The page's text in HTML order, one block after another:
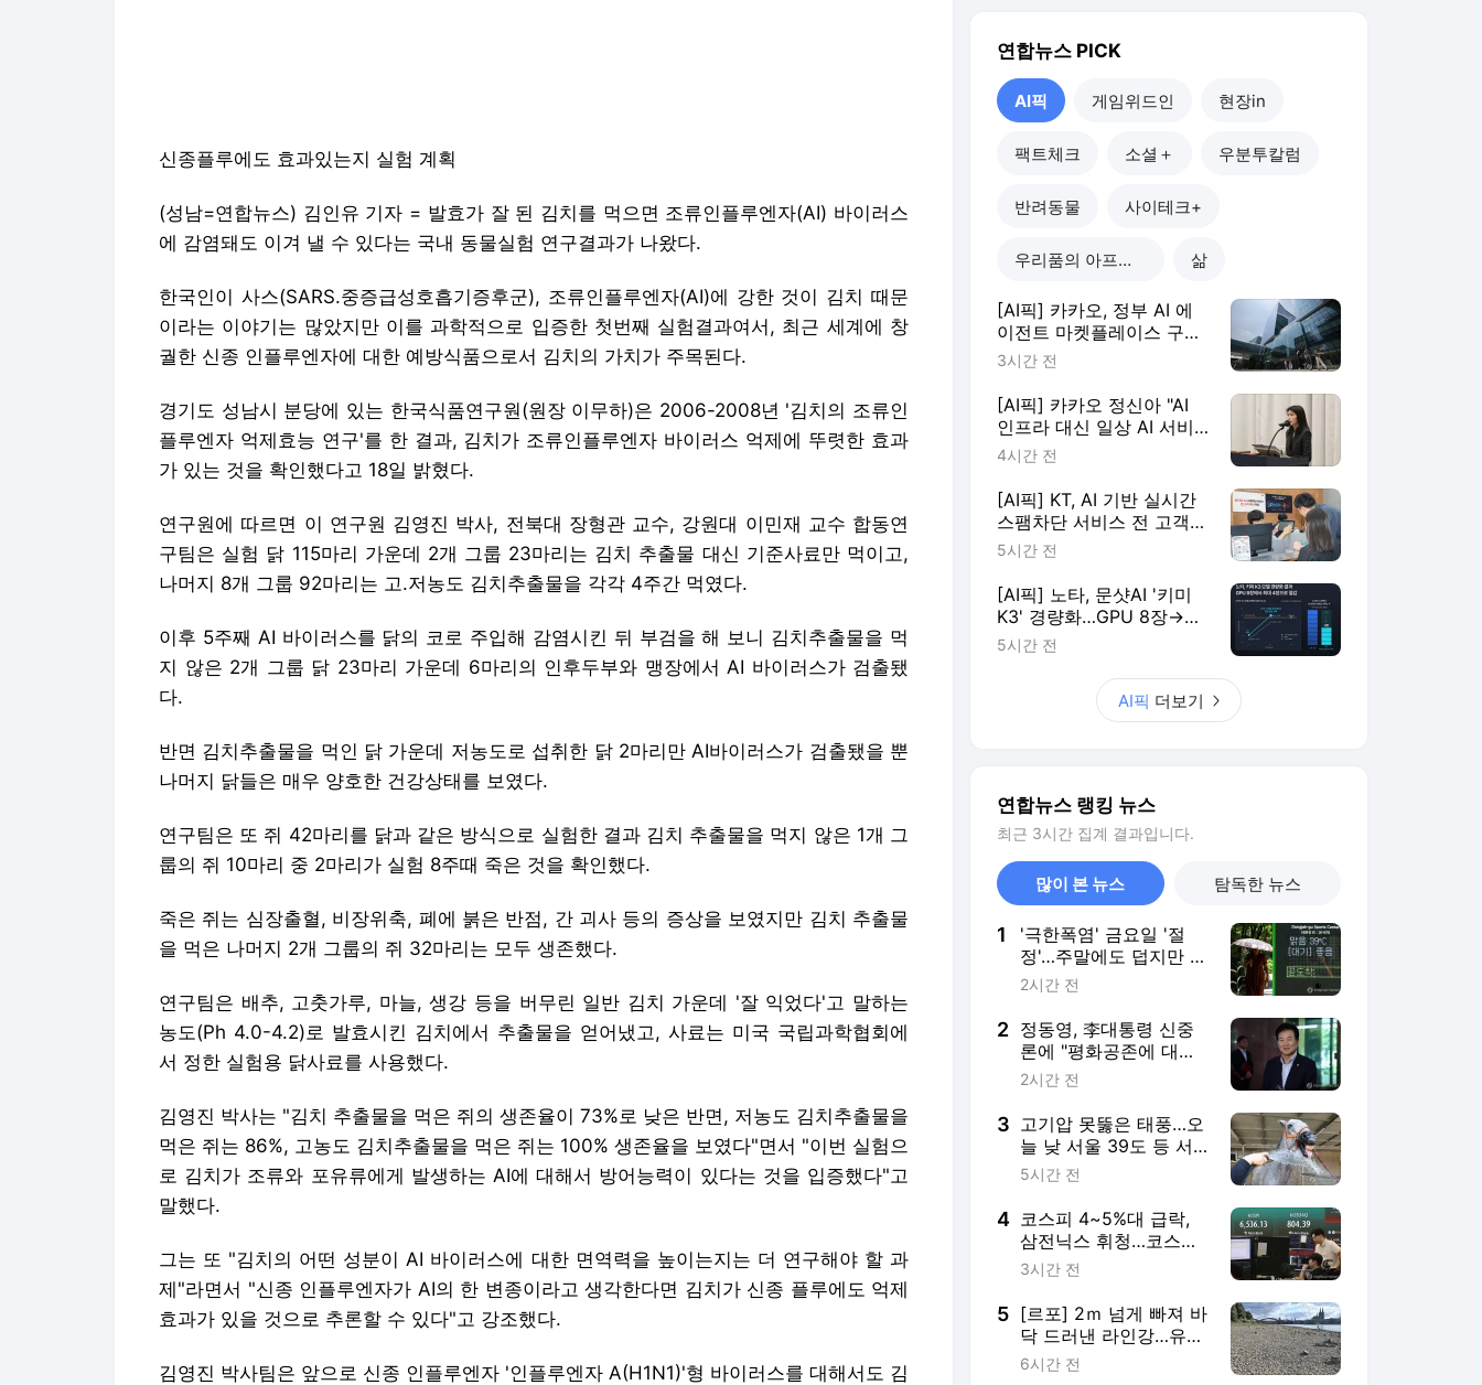
신종플루에도 효과있는지 실험 계획
(성남=연합뉴스) 김인유 기자 = 발효가 잘 된 김치를 먹으면 조류인플루엔자(AI) 바이러스
에 감염돼도 이겨 낼 수 있다는 국내 동물실험 연구결과가 나왔다.
한국인이 사스(SARS.중증급성호흡기증후군), 조류인플루엔자(AI)에 강한 것이 김치 때문
이라는 이야기는 많았지만 이를 과학적으로 입증한 첫번째 실험결과여서, 최근 세계에 창
궐한 신종 인플루엔자에 대한 예방식품으로서 김치의 가치가 주목된다.
경기도 성남시 분당에 있는 한국식품연구원(원장 이무하)은 2006-2008년 '김치의 조류인
플루엔자 억제효능 연구'를 한 결과, 김치가 조류인플루엔자 바이러스 억제에 뚜렷한 효과
가 있는 것을 확인했다고 18일 밝혔다.
연구원에 따르면 이 연구원 김영진 박사, 전북대 장형관 교수, 강원대 이민재 교수 합동연
구팀은 실험 닭 115마리 가운데 2개 그룹 23마리는 김치 추출물 대신 기준사료만 먹이고,
나머지 8개 그룹 92마리는 고.저농도 김치추출물을 각각 4주간 먹였다.
이후 5주째 AI 바이러스를 닭의 코로 주입해 감염시킨 뒤 부검을 해 보니 김치추출물을 먹
지 않은 2개 그룹 닭 23마리 가운데 6마리의 인후두부와 맹장에서 AI 바이러스가 검출됐
다.
반면 김치추출물을 먹인 닭 가운데 저농도로 섭취한 닭 2마리만 AI바이러스가 검출됐을 뿐
나머지 닭들은 매우 양호한 건강상태를 보였다.
연구팀은 또 쥐 42마리를 닭과 같은 방식으로 실험한 결과 김치 추출물을 먹지 않은 1개 그
룹의 쥐 10마리 중 2마리가 실험 8주때 죽은 것을 확인했다.
죽은 쥐는 심장출혈, 비장위축, 폐에 붉은 반점, 간 괴사 등의 증상을 보였지만 김치 추출물
을 먹은 나머지 2개 그룹의 쥐 32마리는 모두 생존했다.
연구팀은 배추, 고춧가루, 마늘, 생강 등을 버무린 일반 김치 가운데 '잘 익었다'고 말하는
농도(Ph 4.0-4.2)로 발효시킨 김치에서 추출물을 얻어냈고, 사료는 미국 국립과학협회에
서 정한 실험용 닭사료를 사용했다.
김영진 박사는 "김치 추출물을 먹은 쥐의 생존율이 73%로 낮은 반면, 저농도 김치추출물을
먹은 쥐는 86%, 고농도 김치추출물을 먹은 쥐는 100% 생존율을 보였다"면서 "이번 실험으
로 김치가 조류와 포유류에게 발생하는 AI에 대해서 방어능력이 있다는 것을 입증했다"고
말했다.
그는 또 "김치의 어떤 성분이 AI 바이러스에 대한 면역력을 높이는지는 더 연구해야 할 과
제"라면서 "신종 인플루엔자가 AI의 한 변종이라고 생각한다면 김치가 신종 플루에도 억제
효과가 있을 것으로 추론할 수 있다"고 강조했다.
김영진 박사팀은 앞으로 신종 인플루엔자 '인플루엔자 A(H1N1)'형 바이러스를 대해서도 김
연합뉴스 PICK
AI픽 게임위드인 현장in
팩트체크 소셜＋ 우분투칼럼
반려동물 사이테크+
우리품의 아프리카인 삶
[AI픽] 카카오, 정부 AI 에
이전트 마켓플레이스 구축
한다
3시간 전
[AI픽] 카카오 정신아 "AI
인프라 대신 일상 AI 서비
스에 집중"
4시간 전
[AI픽] KT, AI 기반 실시간
스팸차단 서비스 전 고객
확대
5시간 전
[AI픽] 노타, 문샷AI '키미
K3' 경량화…GPU 8장→4
장 줄여
5시간 전
AI픽 더보기
연합뉴스 랭킹 뉴스
최근 3시간 집계 결과입니다.
많이 본 뉴스 탐독한 뉴스
1
'극한폭염' 금요일 '절
정'…주말에도 덥지만 한
풀 꺾인다
2시간 전
2 정동영, 李대통령 신중
론에 "평화공존에 대한
확실한 의지"(종합)
2시간 전
3 고기압 못뚫은 태풍…오
늘 낮 서울 39도 등 서
쪽 기록적 폭염
5시간 전
4 코스피 4~5%대 급락,
삼전닉스 휘청…코스닥
도 하락
3시간 전
5 [르포] 2ｍ 넘게 빠져 바
닥 드러낸 라인강…유럽
의 대동맥이 말랐다
6시간 전